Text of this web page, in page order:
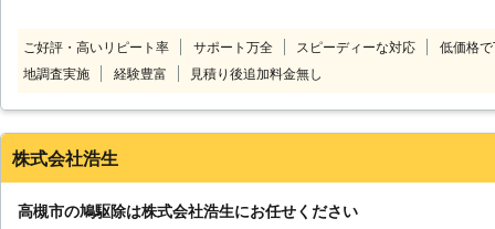
て、直前でのご予約には対応して
をもってご予約ください。 予定が
どは、メッセージにて改めて日時を
ご好評・高いリピート率 サポート万全 スピーディーな対応
低価格
地調査実施
経験豊富 見積り後追加料金無し
株式会社浩生
高槻市の鳩駆除は株式会社浩生にお任せください